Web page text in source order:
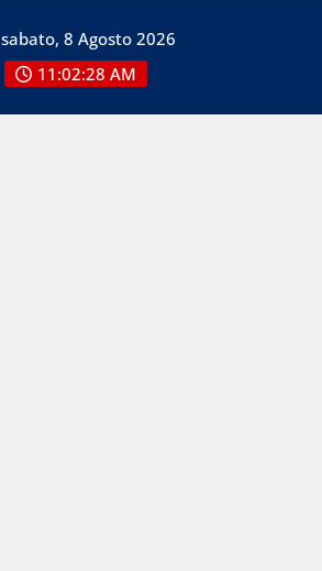
sabato, 8 Agosto 2026
11:02:28 AM